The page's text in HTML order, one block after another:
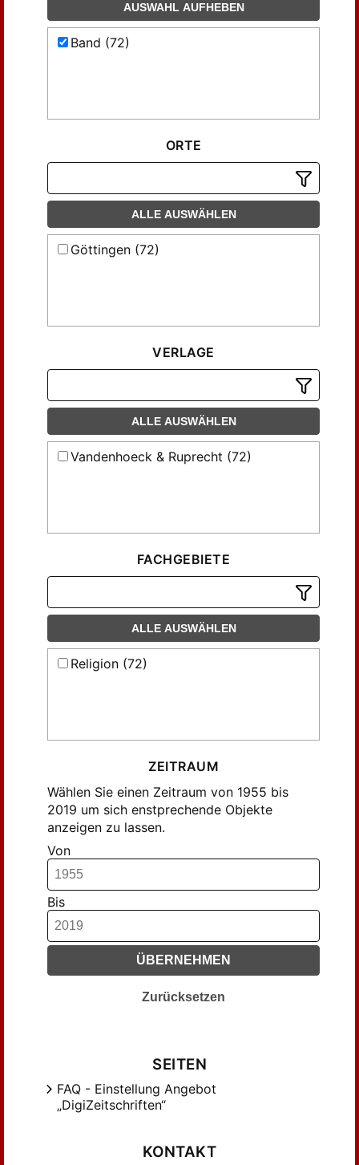
AUSWAHL AUFHEBEN
Band (72)
ORTE
ALLE AUSWÄHLEN
Göttingen (72)
VERLAGE
ALLE AUSWÄHLEN
Vandenhoeck & Ruprecht (72)
FACHGEBIETE
ALLE AUSWÄHLEN
Religion (72)
ZEITRAUM
Wählen Sie einen Zeitraum von 1955 bis
2019 um sich enstprechende Objekte
anzeigen zu lassen.
Von
Bis
ÜBERNEHMEN
Zurücksetzen
SEITEN
FAQ - Einstellung Angebot
„DigiZeitschriften“
KONTAKT